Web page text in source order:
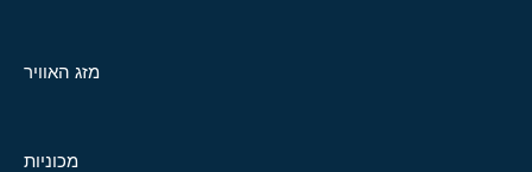
מזג האוויר
מכוניות